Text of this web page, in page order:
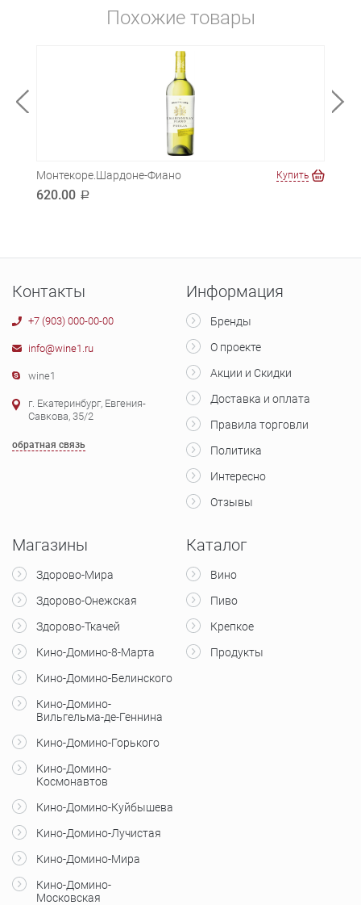
Похожие товары
Монтекоре.Шардоне-Фиано
620.00 a
Купить
Контакты
+7 (903) 000-00-00
info@wine1.ru
wine1
г. Екатеринбург, Евгения-
Савкова, 35/2
обратная связь
Информация
Бренды
О проекте
Акции и Скидки
Доставка и оплата
Правила торговли
Политика
Интересно
Отзывы
Магазины
Здорово-Мира
Здорово-Онежская
Здорово-Ткачей
Кино-Домино-8-Марта
Кино-Домино-Белинского
Кино-Домино-
Вильгельма-де-Геннина
Кино-Домино-Горького
Кино-Домино-
Космонавтов
Кино-Домино-Куйбышева
Кино-Домино-Лучистая
Кино-Домино-Мира
Кино-Домино-
Московская
Каталог
Вино
Пиво
Крепкое
Продукты